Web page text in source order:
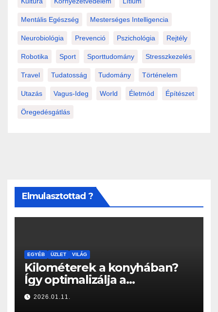
Mentális Egészség Mesterséges Intelligencia
Neurobiológia Prevenció Pszichológia Rejtély
Robotika Sport Sporttudomány Stresszkezelés
Travel Tudatosság Tudomány Történelem
Utazás Vagus-Ideg World Életmód Építészet
Öregedésgátlás
Elmulasztottad ?
EGYÉB ÜZLET VILÁG
Kilométerek a konyhában?
Így optimalizálja a
Konyhabútor Guru az
otthonod mozgásközpontját
2026.01.11.